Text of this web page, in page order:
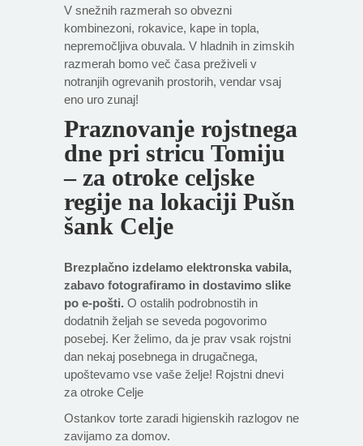
V snežnih razmerah so obvezni
kombinezoni, rokavice, kape in topla,
nepremočljiva obuvala. V hladnih in zimskih
razmerah bomo več časa preživeli v
notranjih ogrevanih prostorih, vendar vsaj
eno uro zunaj!
Praznovanje rojstnega
dne pri stricu Tomiju
– za otroke celjske
regije na lokaciji Pušn
šank Celje
Brezplačno izdelamo elektronska vabila,
zabavo fotografiramo in dostavimo slike
po e-pošti. O ostalih podrobnostih in
dodatnih željah se seveda pogovorimo
posebej. Ker želimo, da je prav vsak rojstni
dan nekaj posebnega in drugačnega,
upoštevamo vse vaše želje! Rojstni dnevi
za otroke Celje
Ostankov torte zaradi higienskih razlogov ne
zavijamo za domov.